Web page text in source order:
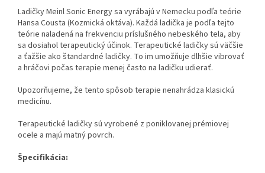
Ladičky Meinl Sonic Energy sa vyrábajú v Nemecku podľa teórie
Hansa Cousta (Kozmická oktáva). Každá ladička je podľa tejto
teórie naladená na frekvenciu príslušného nebeského tela, aby
sa dosiahol terapeutický účinok. Terapeutické ladičky sú väčšie
a ťažšie ako štandardné ladičky. To im umožňuje dlhšie vibrovať
a hráčovi počas terapie menej často na ladičku udierať.
Upozorňujeme, že tento spôsob terapie nenahrádza klasickú
medicínu.
Terapeutické ladičky sú vyrobené z poniklovanej prémiovej
ocele a majú matný povrch.
Špecifikácia: